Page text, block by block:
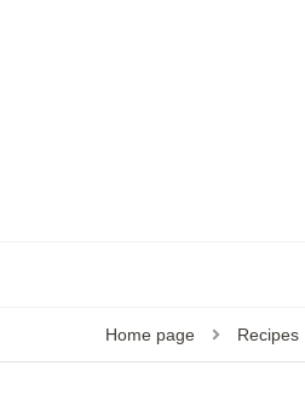
Home page Recipes